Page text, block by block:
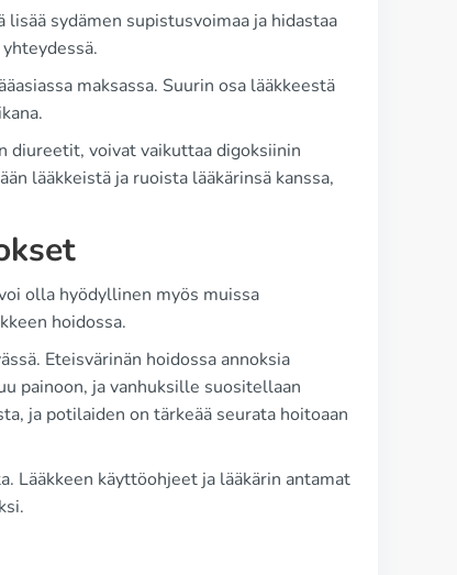
sydämen supistusvoimaa ja hidastaa
maksassa. Suurin osa lääkkeestä
diureetit, voivat vaikuttaa digoksiinin
lääkkeistä ja ruoista lääkärinsä kanssa,
olla hyödyllinen myös muissa
hoidossa.
Eteisvärinän hoidossa annoksia
painoon, ja vanhuksille suositellaan
ja potilaiden on tärkeää seurata hoitoaan
Lääkkeen käyttöohjeet ja lääkärin antamat